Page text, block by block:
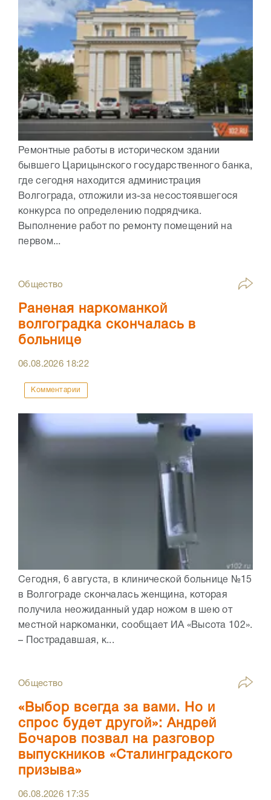
Ремонтные работы в историческом здании
бывшего Царицынского государственного банка,
где сегодня находится администрация
Волгограда, отложили из-за несостоявшегося
конкурса по определению подрядчика.
Выполнение работ по ремонту помещений на
первом...
Общество
Раненая наркоманкой
волгоградка скончалась в
больнице
06.08.2026 18:22
Комментарии
Сегодня, 6 августа, в клинической больнице №15
в Волгограде скончалась женщина, которая
получила неожиданный удар ножом в шею от
местной наркоманки, сообщает ИА «Высота 102».
– Пострадавшая, к...
Общество
«Выбор всегда за вами. Но и
спрос будет другой»: Андрей
Бочаров позвал на разговор
выпускников «Сталинградского
призыва»
06.08.2026 17:35